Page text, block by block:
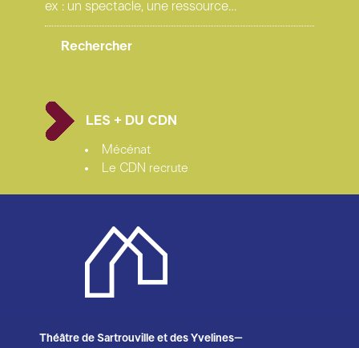
LES + DU CDN
Mécénat
Le CDN recrute
Théâtre de Sartrouville et des Yvelines–